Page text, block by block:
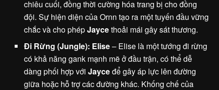
chiêu cuối, đồng thời cường hóa trang bị cho đồng
đội. Sự hiện diện của Ornn tạo ra một tuyến đầu vững
chắc và cho phépJaycethoải mái gây sát thương.
Đi Rừng (Jungle): Elise– Elise là một tướng đi rừng
có khả năng gank mạnh mẽ ở đầu trận, có thể dễ
dàng phối hợp vớiJayceđể gây áp lực lên đường
giữa hoặc hỗ trợ các đường khác. Khống chế của